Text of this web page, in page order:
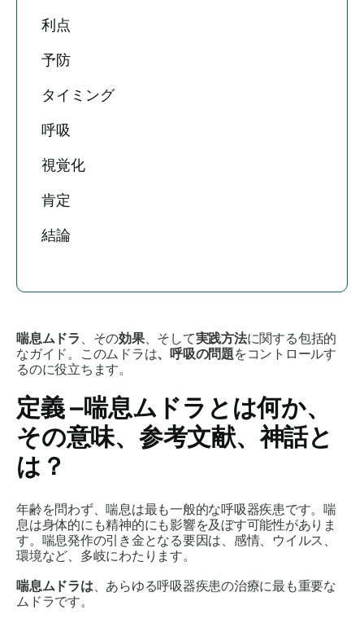
利点
予防
タイミング
呼吸
視覚化
肯定
結論
喘息ムドラ 、その効果、そして実践方法に関する包括的
なガイド。このムドラは、呼吸の問題をコントロールす
るのに役立ちます。
定義 –喘息ムドラ とは何か、
その意味、参考文献、神話と
は？
年齢を問わず、喘息は最も一般的な呼吸器疾患です。喘
息は身体的にも精神的にも影響を及ぼす可能性がありま
す。喘息発作の引き金となる要因は、感情、ウイルス、
環境など、多岐にわたります。
喘息ムドラは、あらゆる呼吸器疾患の治療に最も重要な
ムドラです。